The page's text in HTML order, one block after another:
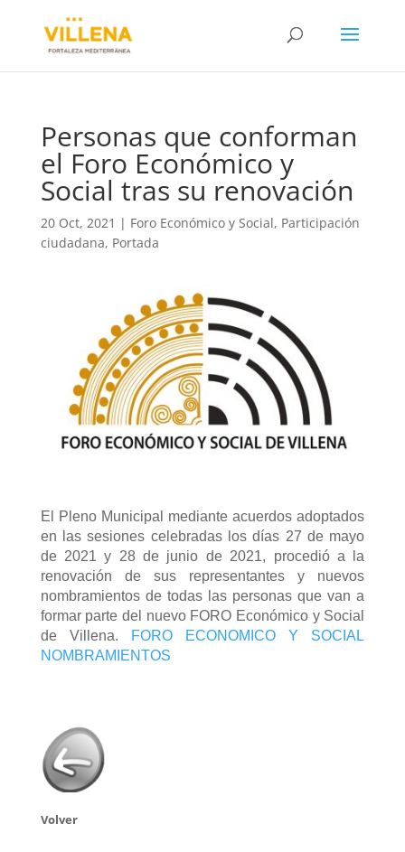
Personas que conforman
el Foro Económico y
Social tras su renovación
20 Oct, 2021 | Foro Económico y Social, Participación
ciudadana, Portada
El Pleno Municipal mediante acuerdos adoptados
en las sesiones celebradas los días 27 de mayo
de 2021 y 28 de junio de 2021, procedió a la
renovación de sus representantes y nuevos
nombramientos de todas las personas que van a
formar parte del nuevo FORO Económico y Social
de Villena.
FORO ECONOMICO Y SOCIAL
NOMBRAMIENTOS
Volver